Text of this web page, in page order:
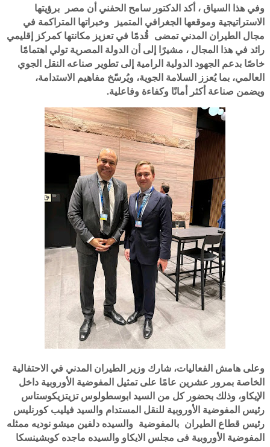
وفي هذا السياق ، أكد الدكتور سامح الحفني أن مصر برؤيتها
الاستراتيجية وموقعها الجغرافي المتميز وخبراتها المتراكمة في
مجال الطيران المدني تمضى قُدمًا في تعزيز مكانتها كمركز إقليمي
رائد في هذا المجال ، مشيرًا إلى أن الدولة المصرية تولي اهتمامًا
خاصًا بدعم الجهود الدولية الرامية إلى تطوير صناعه النقل الجوي
العالمي، بما يُعزز السلامة الجوية، ويُرسّخ مفاهيم الاستدامة،
ويضمن صناعة أكثر أمانًا وكفاءة وفاعلية.
وعلى هامش الفعاليات، شارك وزير الطيران المدني في الاحتفالية
الخاصة بمرور عشرين عامًا على تمثيل المفوضية الأوروبية داخل
الإيكاو، وذلك بحضور كل من السيد ابوسطولوس تزيتزيكوستاس
رئيس المفوضية الأوروبية للنقل المستدام والسيد فيليب كورنليس
رئيس قطاع الطيران بالمفوضية والسيده دلفين ميشو نوديه ممثله
المفوضية الأوروبية فى مجلس الايكاو والسيده ماجده كوبشينسكا